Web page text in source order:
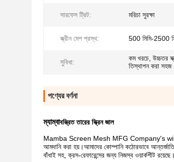
সারফেস ট্রিট: মরিচা সুরক্ষা
স্ক্রীন মেশ প্রস্থ: 500 মিমি-2500
সুবিধা:
কম খরচে, উচ্চতর
তিস্থাপন করা সহজ
পণ্যের বর্ণনা
ম্যাম্বাবস্ত্রিত তারের স্ক্রিন জাল
Mamba Screen Mesh MFG Company's wire
আমদানি করা হয়।আমাদের কোম্পানি কঠোরভাবে
বাঁধাই সহ, ক্রস-রেফারেন্সের জন্য নিজস্ব ওয়ার্কশীট